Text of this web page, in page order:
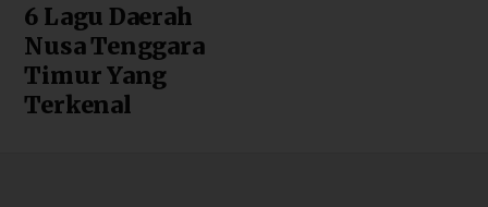
6 Lagu Daerah
Nusa Tenggara
Timur Yang
Terkenal